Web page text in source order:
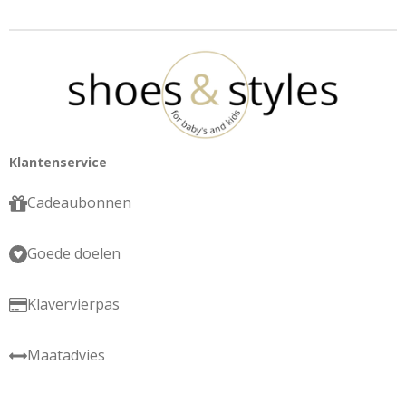
Klantenservice
Cadeaubonnen
Goede doelen
Klavervierpas
Maatadvies